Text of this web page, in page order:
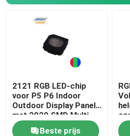
2121 RGB LED-chip
voor P5 P6 Indoor
Outdoor Display Panel
met 2020 SMD Multi
Color LED
Beste prijs